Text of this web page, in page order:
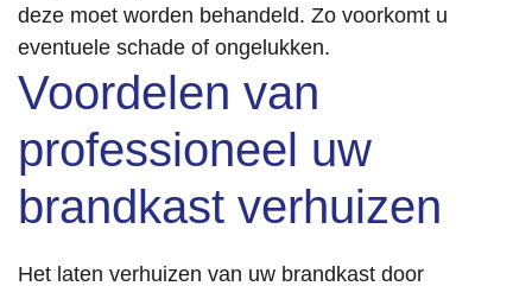
deze moet worden behandeld. Zo voorkomt u
eventuele schade of ongelukken.
Voordelen van
professioneel uw
brandkast verhuizen
Het laten verhuizen van uw brandkast door